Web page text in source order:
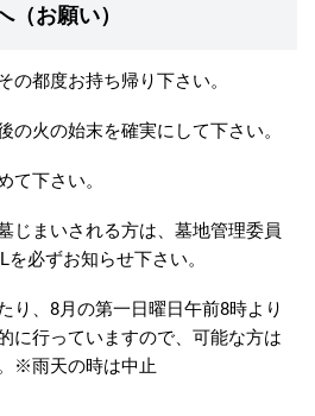
お願い）
の都度お持ち帰り下さい。
の火の始末を確実にして下さい。
て下さい。
じまいされる方は、墓地管理委員
必ずお知らせ下さい。
り、8月の第一日曜日午前8時より
に行っていますので、可能な方は
※雨天の時は中止